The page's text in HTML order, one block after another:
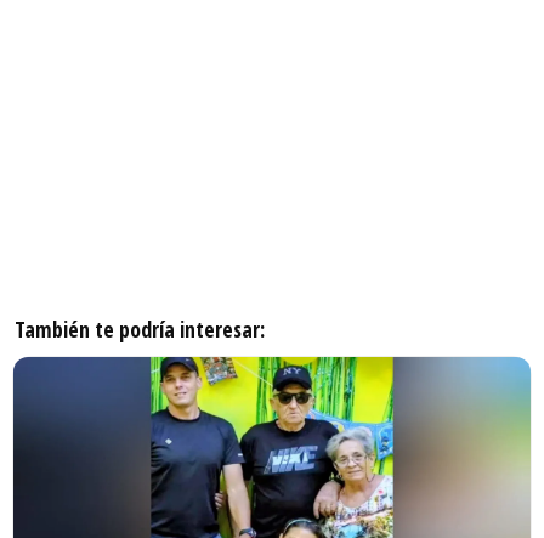
También te podría interesar: